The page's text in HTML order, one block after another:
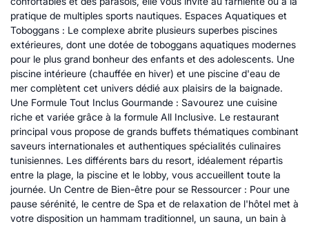
pratique de multiples sports nautiques. Espaces Aquatiques et
Toboggans : Le complexe abrite plusieurs superbes piscines
extérieures, dont une dotée de toboggans aquatiques modernes
pour le plus grand bonheur des enfants et des adolescents. Une
piscine intérieure (chauffée en hiver) et une piscine d'eau de
mer complètent cet univers dédié aux plaisirs de la baignade.
Une Formule Tout Inclus Gourmande : Savourez une cuisine
riche et variée grâce à la formule All Inclusive. Le restaurant
principal vous propose de grands buffets thématiques combinant
saveurs internationales et authentiques spécialités culinaires
tunisiennes. Les différents bars du resort, idéalement répartis
entre la plage, la piscine et le lobby, vous accueillent toute la
journée. Un Centre de Bien-être pour se Ressourcer : Pour une
pause sérénité, le centre de Spa et de relaxation de l'hôtel met à
votre disposition un hammam traditionnel, un sauna, un bain à